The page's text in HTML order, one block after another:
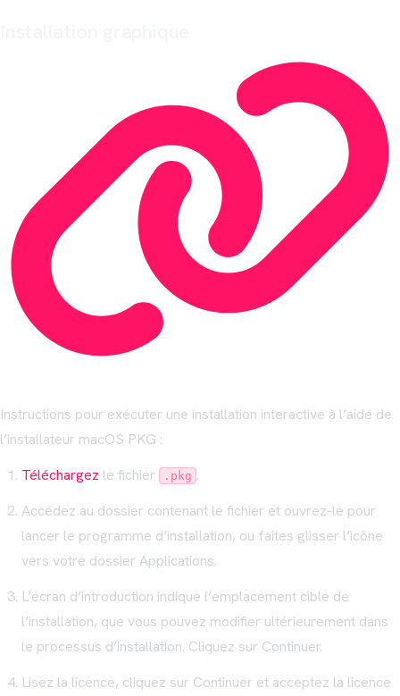
Instructions pour exécuter une installation interactive à l’aide de
l’installateur macOS PKG :
Téléchargez le fichier .pkg .
Accédez au dossier contenant le fichier et ouvrez-le pour
lancer le programme d’installation, ou faites glisser l’icône
vers votre dossier Applications.
L’écran d’introduction indique l’emplacement cible de
l’installation, que vous pouvez modifier ultérieurement dans
le processus d’installation. Cliquez sur Continuer.
Lisez la licence, cliquez sur Continuer et acceptez la licence